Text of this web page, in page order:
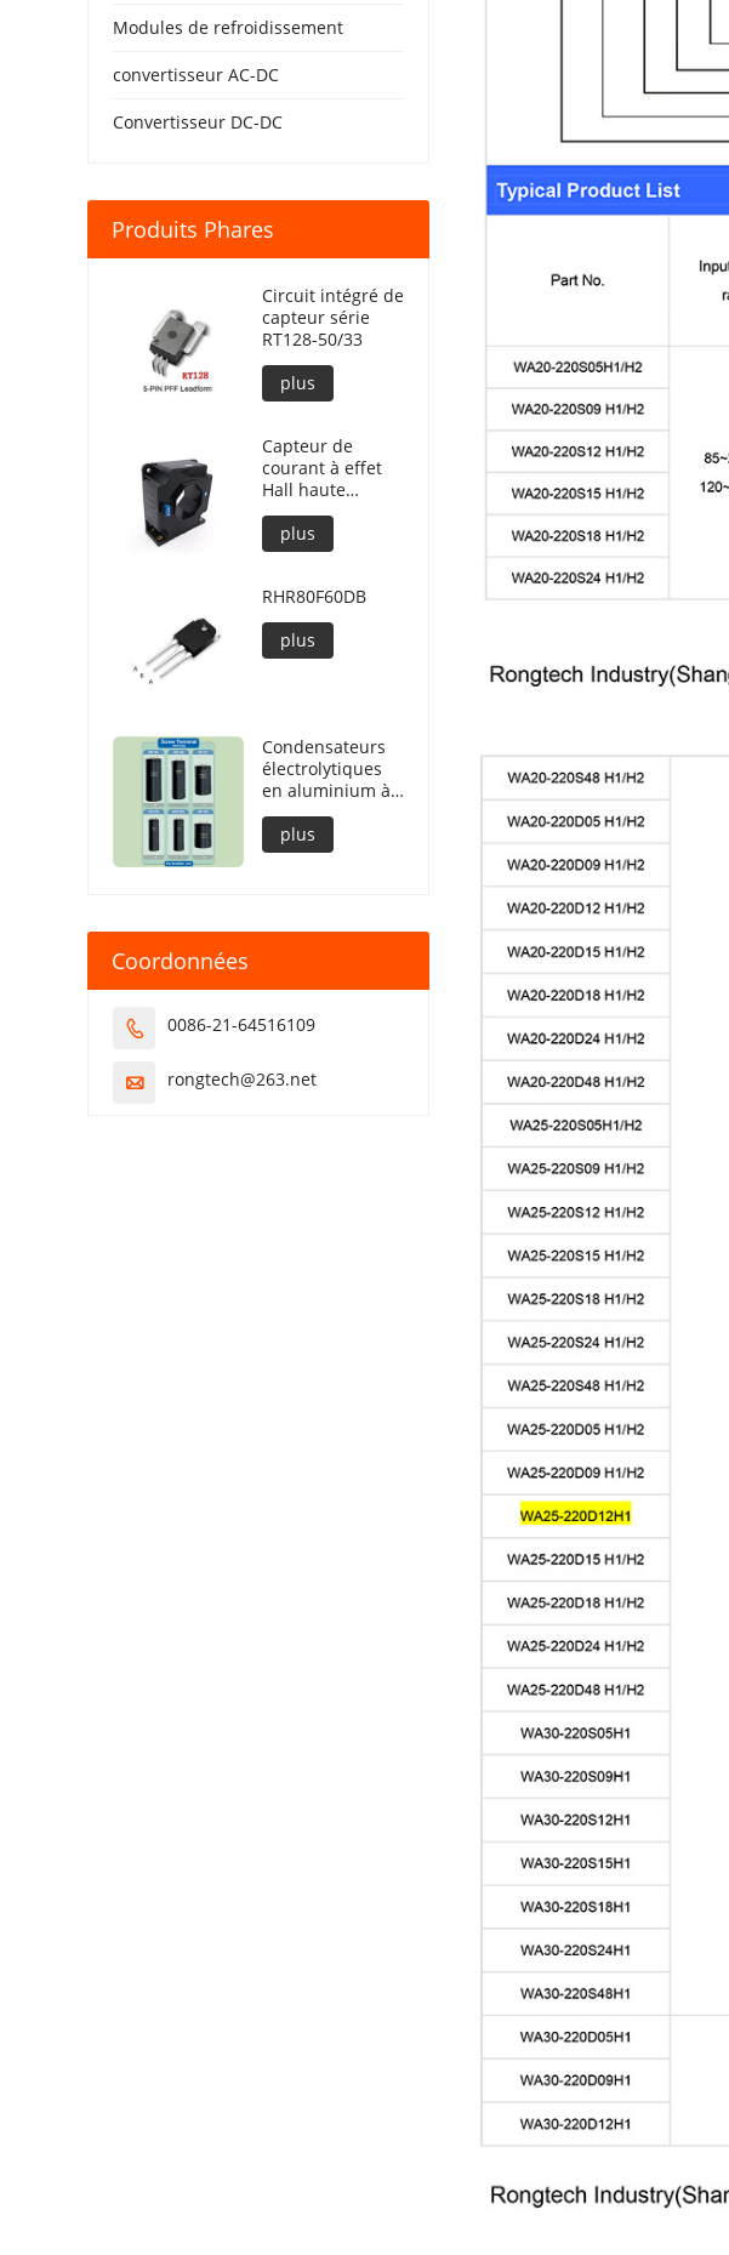
Modules de refroidissement
convertisseur AC-DC
Convertisseur DC-DC
Produits Phares
Circuit intégré de
capteur série
RT128-50/33
plus
Capteur de
courant à effet
Hall haute
précision
RTLT2000SH en
mode boucle
plus
RHR80F60DB
plus
Condensateurs
électrolytiques
en aluminium à
bornes à vis
plus
Coordonnées
 0086-21-64516109
 rongtech@263.net